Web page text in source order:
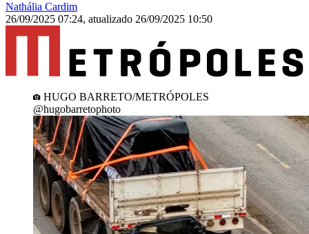
Nathália Cardim
26/09/2025 07:24, atualizado 26/09/2025 10:50
HUGO BARRETO/METRÓPOLES
@hugobarretophoto